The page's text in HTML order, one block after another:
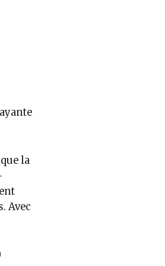
la
Avec